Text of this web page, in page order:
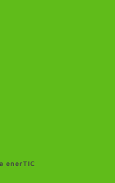
enerTIC